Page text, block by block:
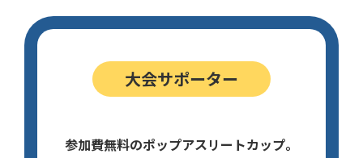
大会サポーター
参加費無料のポップアスリートカップ。